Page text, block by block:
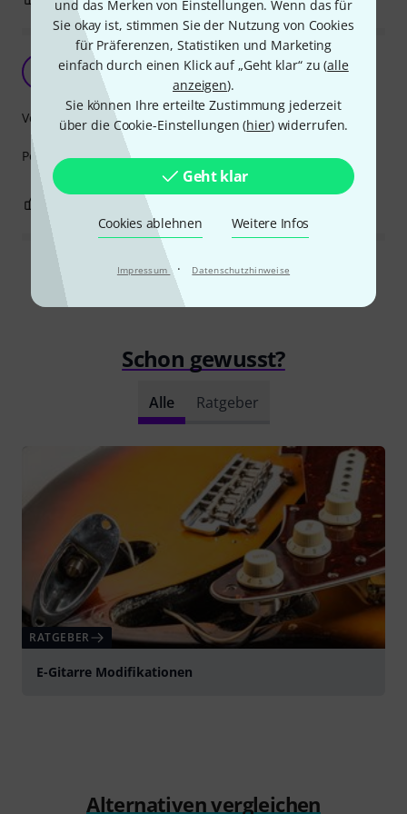
und das Merken von Einstellungen. Wenn das für
Sie okay ist, stimmen Sie der Nutzung von Cookies
für Präferenzen, Statistiken und Marketing
einfach durch einen Klick auf „Geht klar“ zu (alle
anzeigen).
Sie können Ihre erteilte Zustimmung jederzeit
über die Cookie-Einstellungen (hier) widerrufen.
Geht klar
Cookies ablehnen Weitere Infos
Impressum · Datenschutzhinweise
L.V.G. 07.12.2022
Performs its task perfectly. I like it and I recommend it.
Verarbeitung
Alle Bewertungen lesen
Schon gewusst?
Alle Ratgeber
RATGEBER
E-Gitarre Modifikationen
Alternativen vergleichen